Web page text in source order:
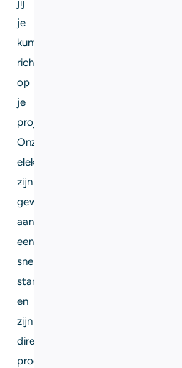
jij
je
kunt
richten
op
je
project.
Onze
elektriciens
zijn
gewend
aan
een
snelle
start
en
zijn
direct
productief